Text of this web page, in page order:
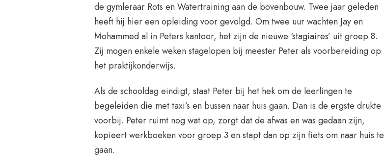
de gymleraar Rots en Watertraining aan de bovenbouw. Twee jaar geleden
heeft hij hier een opleiding voor gevolgd. Om twee uur wachten Jay en
Mohammed al in Peters kantoor, het zijn de nieuwe ‘stagiaires’ uit groep 8.
Zij mogen enkele weken stagelopen bij meester Peter als voorbereiding op
het praktijkonderwijs.
Als de schooldag eindigt, staat Peter bij het hek om de leerlingen te
begeleiden die met taxi’s en bussen naar huis gaan. Dan is de ergste drukte
voorbij. Peter ruimt nog wat op, zorgt dat de afwas en was gedaan zijn,
kopieert werkboeken voor groep 3 en stapt dan op zijn fiets om naar huis te
gaan.